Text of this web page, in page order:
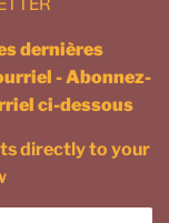
dernières
- Abonnez-
ci-dessous
directly to your